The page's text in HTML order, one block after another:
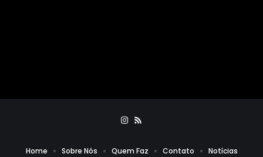
Home Sobre Nós Quem Faz Contato Notícias